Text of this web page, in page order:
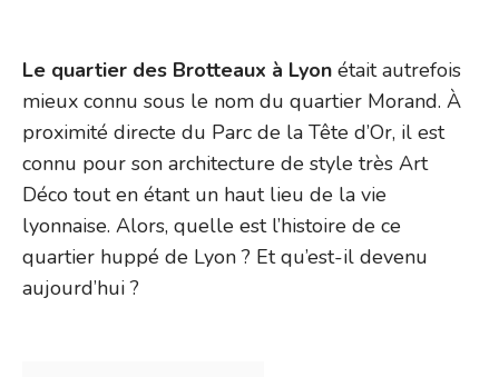
Le quartier des Brotteaux à Lyon était autrefois
mieux connu sous le nom du quartier Morand. À
proximité directe du Parc de la Tête d’Or, il est
connu pour son architecture de style très Art
Déco tout en étant un haut lieu de la vie
lyonnaise. Alors, quelle est l’histoire de ce
quartier huppé de Lyon ? Et qu’est-il devenu
aujourd’hui ?